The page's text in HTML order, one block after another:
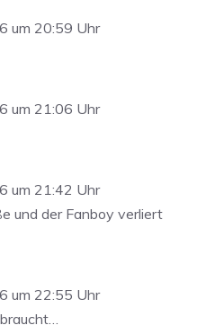
um 20:59 Uhr
um 21:06 Uhr
um 21:42 Uhr
und der Fanboy verliert
um 22:55 Uhr